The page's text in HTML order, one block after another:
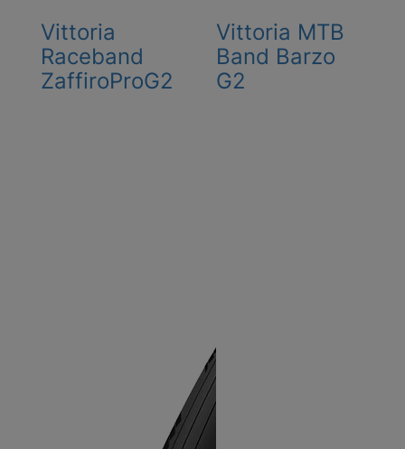
Vittoria
Raceband
ZaffiroProG2
Vittoria MTB
Band Barzo
G2